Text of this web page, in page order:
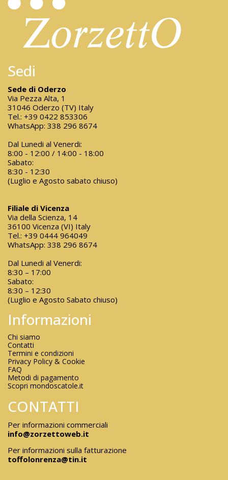
Sedi
Sede di Oderzo
Via Pezza Alta, 1
31046 Oderzo (TV) Italy
Tel.: +39 0422 853306
WhatsApp: 338 296 8674
Dal Lunedi al Venerdi:
8:00 - 12:00 / 14:00 - 18:00
Sabato:
8:30 - 12:30
(Luglio e Agosto sabato chiuso)
Filiale di Vicenza
Via della Scienza, 14
36100 Vicenza (VI) Italy
Tel.: +39 0444 964049
WhatsApp: 338 296 8674
Dal Lunedi al Venerdi:
8:30 – 17:00
Sabato:
8:30 – 12:30
(Luglio e Agosto Sabato chiuso)
Informazioni
Chi siamo
Contatti
Termini e condizioni
Privacy Policy & Cookie
FAQ
Metodi di pagamento
Scopri mondoscatole.it
CONTATTI
Per informazioni commerciali
info@zorzettoweb.it
Per informazioni sulla fatturazione
toffolonrenza@tin.it